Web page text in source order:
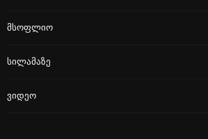
Მსოფლიო
Სილამაზე
Ვიდეო